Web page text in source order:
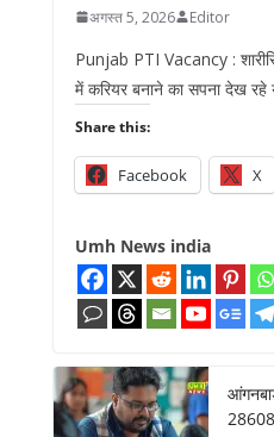
अगस्त 5, 2026 Editor
Punjab PTI Vacancy :
में करियर बनाने का सपना देख
Share this:
Facebook X
Umh News india
28608